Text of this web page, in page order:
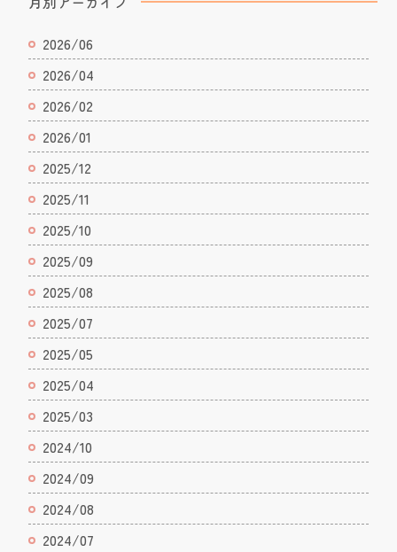
2026/06
2026/04
2026/02
2026/01
2025/12
2025/11
2025/10
2025/09
2025/08
2025/07
2025/05
2025/04
2025/03
2024/10
2024/09
2024/08
2024/07